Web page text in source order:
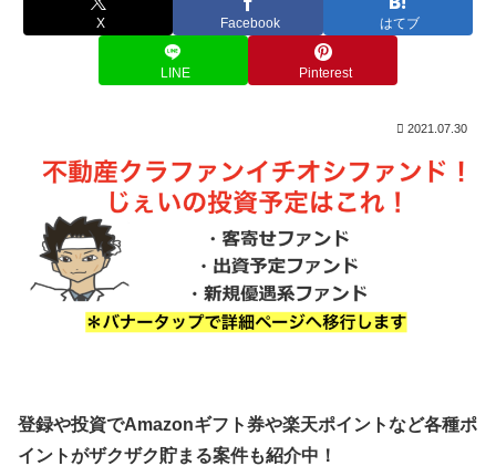
X Facebook はてブ
LINE Pinterest
2021.07.30
登録や投資でAmazonギフト券や楽天ポイントなど各種ポ
イントがザクザク貯まる案件も紹介中！